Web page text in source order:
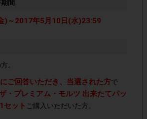
間
)～2017年5月10日(水)23:59
。
ご回答いただき、当選された方で
・プレミアム・モルツ 出来たてパッ
1セット ご購入いただいた方。